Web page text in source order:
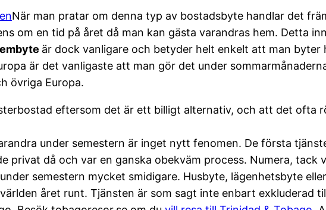
När man pratar om denna typ av bostadsbyte handlar det
om en tid på året då man kan gästa varandras hem. Detta
är dock vanligare och betyder helt enkelt att man byter
är det vanligaste att man gör det under
övriga Europa.
eftersom det är ett billigt alternativ, och att det ofta
under semestern är inget nytt fenomen. De första
privat då och var en ganska obekväm process. Numera, tack
semestern mycket smidigare. Husbyte, lägenhetsbyte
året runt. Tjänsten är som sagt inte enbart exkluderad